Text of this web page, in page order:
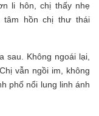
li hôn, chị thấy nhẹ
tâm hồn chị thư thái
sau. Không ngoái lại,
vẫn ngồi im, không
phố nổi lung linh ánh